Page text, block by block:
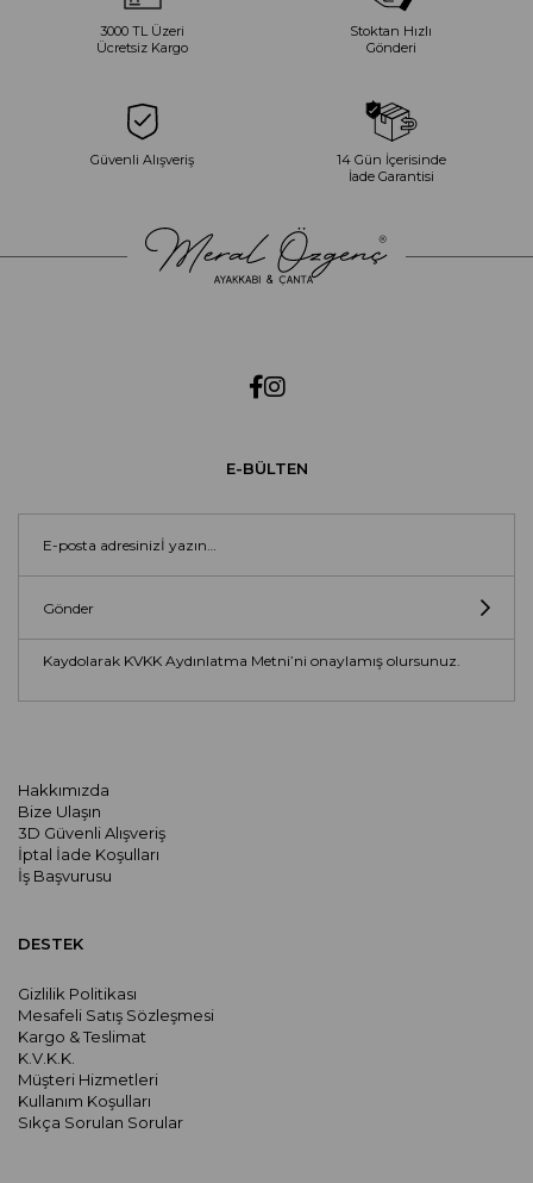
3000 TL Üzeri
Ücretsiz Kargo
Stoktan Hızlı
Gönderi
Güvenli Alışveriş
14 Gün İçerisinde
İade Garantisi
Hakkımızda
Bize Ulaşın
3D Güvenli Alışveriş
İptal İade Koşulları
İş Başvurusu
E-BÜLTEN
Gönder
Kaydolarak KVKK Aydınlatma Metni’ni onaylamış olursunuz.
DESTEK
Gizlilik Politikası
Mesafeli Satış Sözleşmesi
Kargo & Teslimat
K.V.K.K.
Müşteri Hizmetleri
Kullanım Koşulları
Sıkça Sorulan Sorular